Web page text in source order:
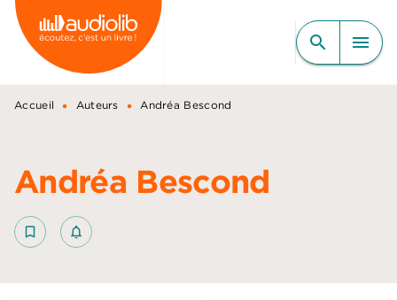
MENU RECHERCHE
CONTENU
PIED DE PAGE
search menu
Accueil • Auteurs • Andréa Bescond
Andréa Bescond
bookmark_border notifications_none_outlined